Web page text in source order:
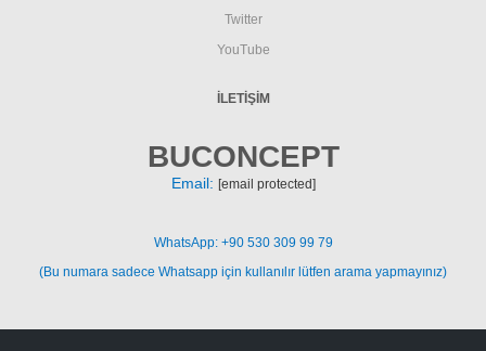
Twitter
YouTube
İLETIŞIM
BUCONCEPT
Email: [email protected]
WhatsApp: +90 530 309 99 79
(Bu numara sadece Whatsapp için kullanılır lütfen arama yapmayınız)